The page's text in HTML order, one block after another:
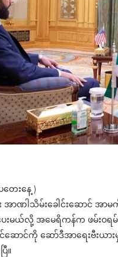
တေးနေ့ )
အာဏါသိမ်းခေါင်းဆောင်
ေးမယ်လို့ အမေရိကန်က ဖမ်းဝ
င်ဆောင်ကို ဆော်ဒီအာရေးဗီ
ြီ။